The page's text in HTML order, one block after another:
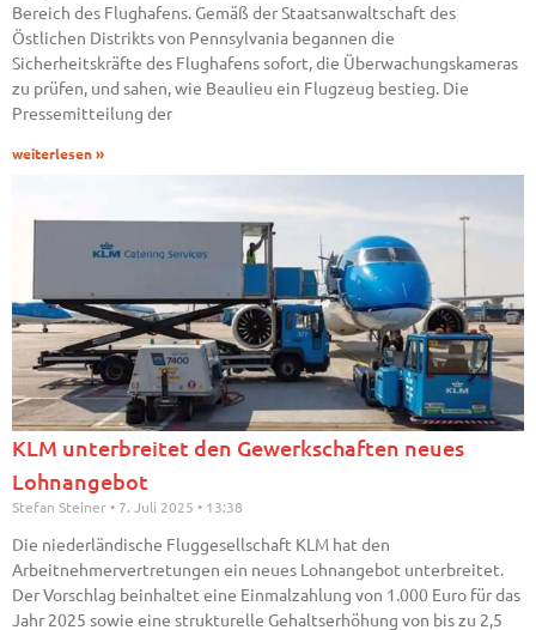
Bereich des Flughafens. Gemäß der Staatsanwaltschaft des
Östlichen Distrikts von Pennsylvania begannen die
Sicherheitskräfte des Flughafens sofort, die Überwachungskameras
zu prüfen, und sahen, wie Beaulieu ein Flugzeug bestieg. Die
Pressemitteilung der
weiterlesen »
KLM unterbreitet den Gewerkschaften neues
Lohnangebot
Stefan Steiner 7. Juli 2025 13:38
Die niederländische Fluggesellschaft KLM hat den
Arbeitnehmervertretungen ein neues Lohnangebot unterbreitet.
Der Vorschlag beinhaltet eine Einmalzahlung von 1.000 Euro für das
Jahr 2025 sowie eine strukturelle Gehaltserhöhung von bis zu 2,5